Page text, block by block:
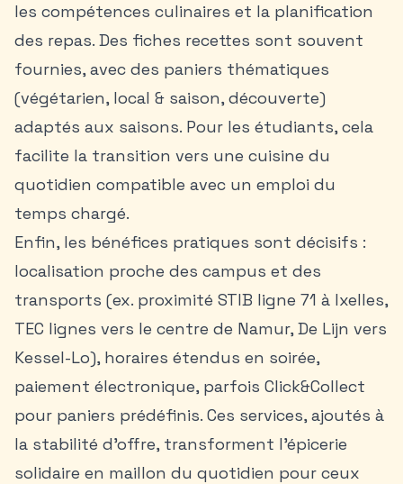
les compétences culinaires et la planification
des repas. Des fiches recettes sont souvent
fournies, avec des paniers thématiques
(végétarien, local & saison, découverte)
adaptés aux saisons. Pour les étudiants, cela
facilite la transition vers une cuisine du
quotidien compatible avec un emploi du
temps chargé.
Enfin, les bénéfices pratiques sont décisifs :
localisation proche des campus et des
transports (ex. proximité STIB ligne 71 à Ixelles,
TEC lignes vers le centre de Namur, De Lijn vers
Kessel-Lo), horaires étendus en soirée,
paiement électronique, parfois Click&Collect
pour paniers prédéfinis. Ces services, ajoutés à
la stabilité d’offre, transforment l’épicerie
solidaire en maillon du quotidien pour ceux